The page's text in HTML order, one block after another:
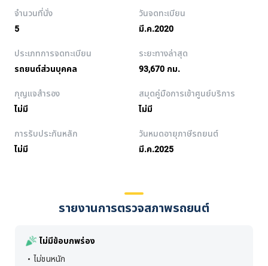
จำนวนที่นั่ง
5
วันจดทะเบียน
มี.ค.2020
ประเภทการจดทะเบียน
รถยนต์ส่วนบุคคล
ระยะทางล่าสุด
93,670 กม.
กุญแจสำรอง
ไม่มี
สมุดคู่มือการเข้าศูนย์บริการ
ไม่มี
การรับประกันหลัก
ไม่มี
วันหมดอายุภาษีรถยนต์
มี.ค.2025
รายงานการตรวจสภาพรถยนต์
ไม่มีข้อบกพร่อง
ไม่ชนหนัก